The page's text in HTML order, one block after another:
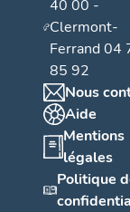
40 00 -
Clermont-
Ferrand 04
85 92
Nous
Aide
Mentions
légales
Politique